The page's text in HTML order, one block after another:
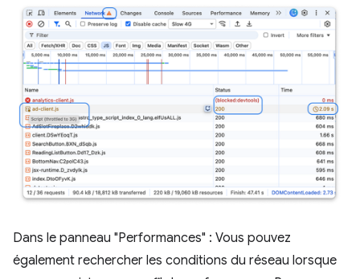
Dans le panneau "Performances" : Vous pouvez
également rechercher les conditions du réseau lorsque